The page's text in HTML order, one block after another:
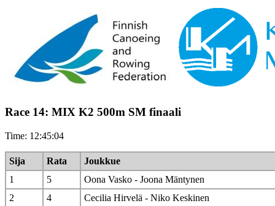
Race 14: MIX K2 500m SM finaali
Time: 12:45:04
Sija Rata
Joukkue
1
5
Oona Vasko - Joona Mäntynen
2
4
Cecilia Hirvelä - Niko Keskinen